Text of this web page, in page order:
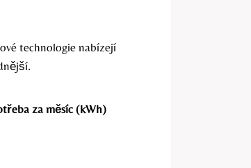
technologie nabízejí
za měsíc (kWh)